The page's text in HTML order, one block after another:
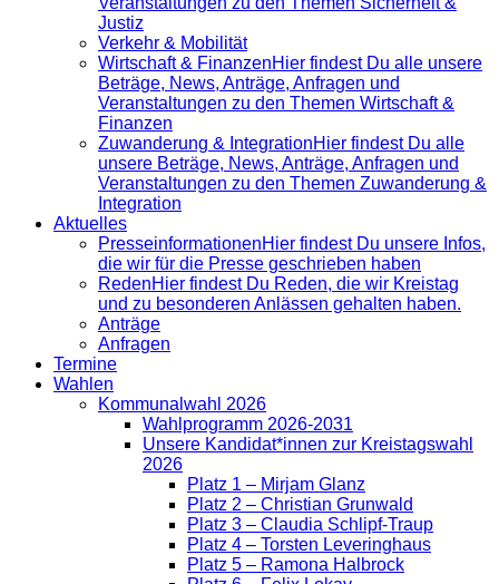
Justiz
Verkehr & Mobilität
Wirtschaft & FinanzenHier findest Du alle unsere
Beträge, News, Anträge, Anfragen und
Veranstaltungen zu den Themen Wirtschaft &
Finanzen
Zuwanderung & IntegrationHier findest Du alle
unsere Beträge, News, Anträge, Anfragen und
Veranstaltungen zu den Themen Zuwanderung &
Integration
Aktuelles
Presse­informationenHier findest Du unsere Infos,
die wir für die Presse geschrieben haben
RedenHier findest Du Reden, die wir Kreistag
und zu besonderen Anlässen gehalten haben.
Anträge
Anfragen
Termine
Wahlen
Kommunalwahl 2026
Wahlprogramm 2026-2031
Unsere Kandidat*innen zur Kreistagswahl
2026
Platz 1 – Mirjam Glanz
Platz 2 – Christian Grunwald
Platz 3 – Claudia Schlipf-Traup
Platz 4 – Torsten Leveringhaus
Platz 5 – Ramona Halbrock